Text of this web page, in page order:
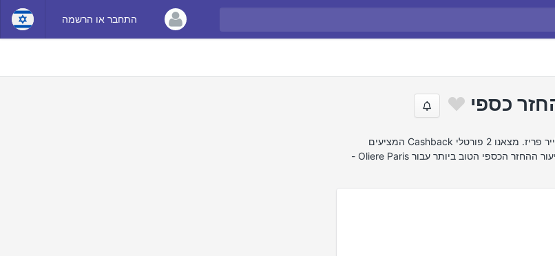
התחבר או הרשמה
חיפשנו באינטרנט את הצעות ההחזר הטובות ביותר של Oliere Paris - אולייר פריז. מצאנו 2 פורטלי Cashback המציעים
Cashback עבור Oliere Paris - אולייר פריז. cashback.co.il מציע את שיעור ההחזר הכספי הטוב ביותר עבור Oliere Paris -